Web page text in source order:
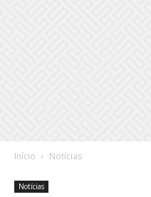
Início Notícias
Notícias